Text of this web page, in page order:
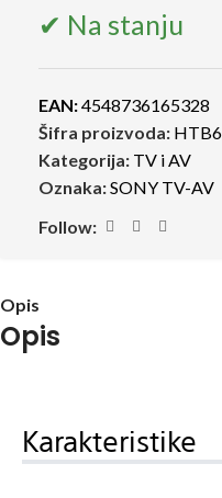
✔ Na stanju
EAN:4548736165328
Šifra proizvoda:
Kategorija: TV i AV
Oznaka:SONY TV-AV
Follow:
Opis
Opis
Karakteristike